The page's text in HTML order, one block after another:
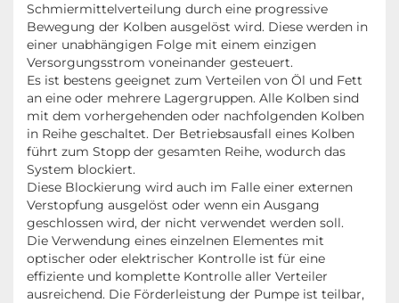
Schmiermittelverteilung durch eine progressive
Bewegung der Kolben ausgelöst wird. Diese werden in
einer unabhängigen Folge mit einem einzigen
Versorgungsstrom voneinander gesteuert.
Es ist bestens geeignet zum Verteilen von Öl und Fett
an eine oder mehrere Lagergruppen. Alle Kolben sind
mit dem vorhergehenden oder nachfolgenden Kolben
in Reihe geschaltet. Der Betriebsausfall eines Kolben
führt zum Stopp der gesamten Reihe, wodurch das
System blockiert.
Diese Blockierung wird auch im Falle einer externen
Verstopfung ausgelöst oder wenn ein Ausgang
geschlossen wird, der nicht verwendet werden soll.
Die Verwendung eines einzelnen Elementes mit
optischer oder elektrischer Kontrolle ist für eine
effiziente und komplette Kontrolle aller Verteiler
ausreichend. Die Förderleistung der Pumpe ist teilbar,